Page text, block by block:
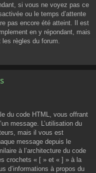
si vous ne voyez pas ce
ou le temps d’attente
pas encore été atteint. Il est
en y répondant, mais
règles du forum.
du code HTML, vous offrant
message. L’utilisation du
mais il vous est
message depuis le
à l’architecture du code
crochets « [ » et « ] » à la
d’informations à propos du